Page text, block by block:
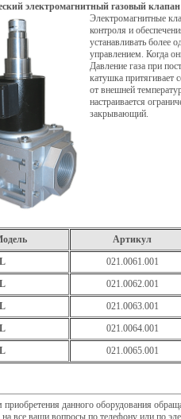
электромагнитный газовый
Электромагнитные
контроля и
устанавливать более
управлением. Когда
Давление газа при
катушка притягивает
от внешней
настраивается
закрывающий.
Артикул
021.0061.001
021.0062.001
021.0063.001
021.0064.001
021.0065.001
данного оборудования
все ваши вопросы по телефону или по